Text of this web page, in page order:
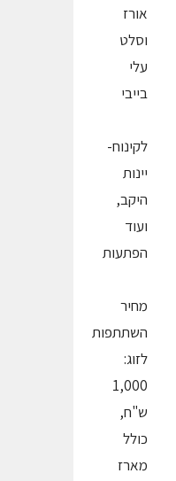
אורז
וסלט
עלי
בייבי
לקינוח-
יינות
היקב,
ועוד
הפתעות
מחיר
השתתפות
לזוג:
1,000
ש"ח,
כולל
מארז